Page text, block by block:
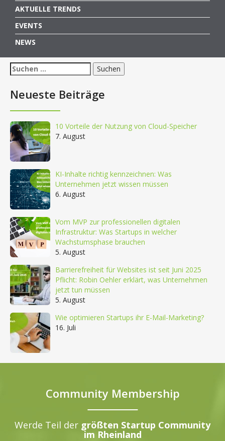
AKTUELLE TRENDS
EVENTS
NEWS
Suchen
nach:
Neueste Beiträge
10 Vorteile der Nutzung von Cloud-Speicher
7. August
KI-Inhalte richtig kennzeichnen: Was
Unternehmen jetzt wissen müssen
6. August
Vom MVP zur professionellen digitalen
Infrastruktur: Was Startups in welcher
Wachstumsphase brauchen
5. August
Barrierefreiheit für Websites ist seit Juni 2025
Pflicht: Robin Oehler erklärt, was Unternehmen
jetzt tun müssen
5. August
Wie optimieren Startups ihr E-Mail-Marketing?
16. Juli
Community Membership
Werde Teil der größten Startup Community
im Rheinland